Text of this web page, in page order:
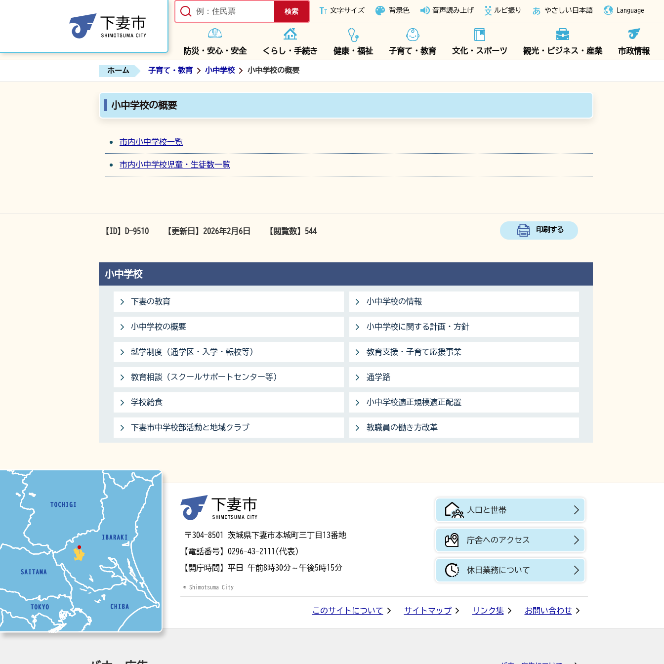
下妻市ホームページ
文字サイズ 背景色 音声読み上げ ルビ振り やさしい日本語 Language
防災・安心・安全 くらし・手続き 健康・福祉 子育て・教育 文化・スポーツ 観光・ビジネス・産業 市政情報
ホーム 子育て・教育 小中学校 小中学校の概要
小中学校の概要
市内小中学校一覧
市内小中学校児童・生徒数一覧
【ID】 D-9510 【更新日】 2026年2月6日 【閲覧数】 544 印刷する
小中学校
下妻の教育 小中学校の情報
小中学校の概要 小中学校に関する計画・方針
就学制度（通学区・入学・転校等） 教育支援・子育て応援事業
教育相談（スクールサポートセンター等） 通学路
学校給食 小中学校適正規模適正配置
下妻市中学校部活動と地域クラブ 教職員の働き方改革
〒304-8501 茨城県下妻市本城町三丁目13番地
【電話番号】 0296-43-2111(代表)
【開庁時間】 平日 午前8時30分～午後5時15分
© Shimotsuma City
人口と世帯
庁舎へのアクセス
休日業務について
このサイトについて サイトマップ リンク集 お問い合わせ